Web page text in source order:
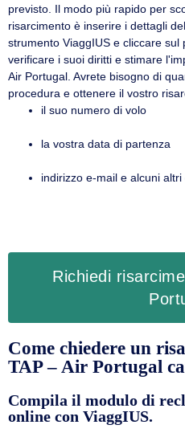
previsto. Il modo più rapido per
risarcimento è inserire i dettagli
strumento ViaggIUS e cliccare sul
verificare i suoi diritti e stimare
Air Portugal. Avrete bisogno di
procedura e ottenere il vostro
il suo numero di volo
la vostra data di partenza
indirizzo e-mail e alcuni altri
Richiedi
Come chiedere un
TAP – Air Portugal
Compila il modulo di
online con ViaggIUS.